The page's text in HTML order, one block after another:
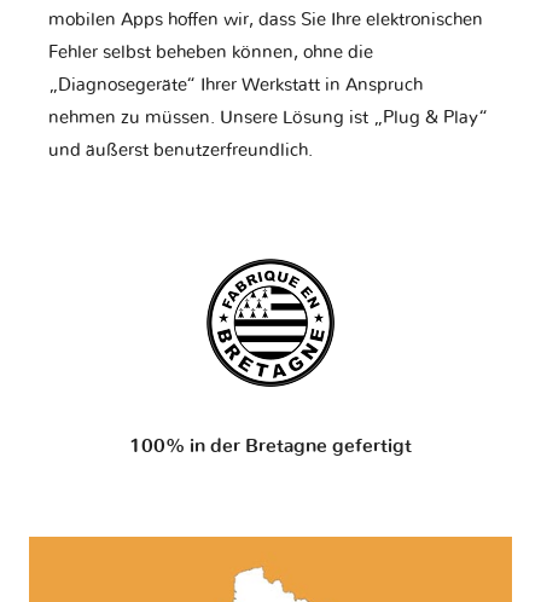
mobilen Apps hoffen wir, dass Sie Ihre elektronischen
Fehler selbst beheben können, ohne die
„Diagnosegeräte“ Ihrer Werkstatt in Anspruch
nehmen zu müssen. Unsere Lösung ist „Plug & Play“
und äußerst benutzerfreundlich.
100% in der Bretagne gefertigt